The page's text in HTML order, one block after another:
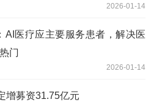
2026-01-14
AI医疗应主要服务患者，解决医
门
2026-01-14
增募资31.75亿元